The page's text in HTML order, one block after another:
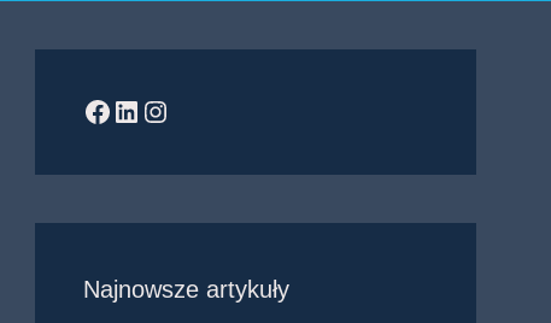
Facebook
LinkedIn
Instagram
Najnowsze artykuły